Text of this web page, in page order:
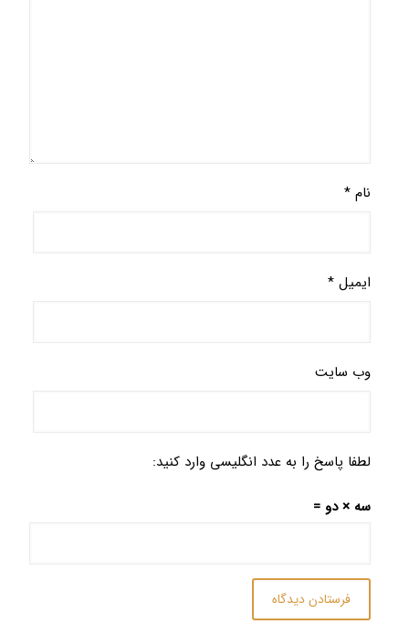
نام*
ایمیل*
وب‌ سایت
لطفا پاسخ را به عدد انگلیسی وارد کنید:
سه × دو =